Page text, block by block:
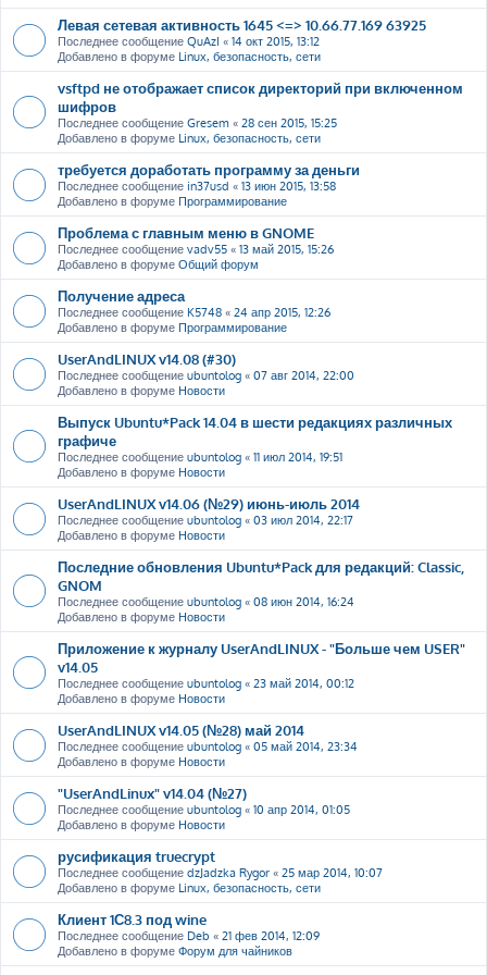
Левая сетевая активность 1645 <=> 10.66.77.169 63925
Последнее сообщение QuAzI « 14 окт 2015, 13:12
Добавлено в форуме Linux, безопасность, сети
vsftpd не отображает список директорий при включенном
шифров
Последнее сообщение Gresem « 28 сен 2015, 15:25
Добавлено в форуме Linux, безопасность, сети
требуется доработать программу за деньги
Последнее сообщение in37usd « 13 июн 2015, 13:58
Добавлено в форуме Программирование
Проблема с главным меню в GNOME
Последнее сообщение vadv55 « 13 май 2015, 15:26
Добавлено в форуме Общий форум
Получение адреса
Последнее сообщение K5748 « 24 апр 2015, 12:26
Добавлено в форуме Программирование
UserAndLINUX v14.08 (#30)
Последнее сообщение ubuntolog « 07 авг 2014, 22:00
Добавлено в форуме Новости
Выпуск Ubuntu*Pack 14.04 в шести редакциях различных
графиче
Последнее сообщение ubuntolog « 11 июл 2014, 19:51
Добавлено в форуме Новости
UserAndLINUX v14.06 (№29) июнь-июль 2014
Последнее сообщение ubuntolog « 03 июл 2014, 22:17
Добавлено в форуме Новости
Последние обновления Ubuntu*Pack для редакций: Classic,
GNOM
Последнее сообщение ubuntolog « 08 июн 2014, 16:24
Добавлено в форуме Новости
Приложение к журналу UserAndLINUX - "Больше чем USER"
v14.05
Последнее сообщение ubuntolog « 23 май 2014, 00:12
Добавлено в форуме Новости
UserAndLINUX v14.05 (№28) май 2014
Последнее сообщение ubuntolog « 05 май 2014, 23:34
Добавлено в форуме Новости
"UserAndLinux" v14.04 (№27)
Последнее сообщение ubuntolog « 10 апр 2014, 01:05
Добавлено в форуме Новости
русификация truecrypt
Последнее сообщение dzJadzka Rygor « 25 мар 2014, 10:07
Добавлено в форуме Linux, безопасность, сети
Клиент 1С8.3 под wine
Последнее сообщение Deb « 21 фев 2014, 12:09
Добавлено в форуме Форум для чайников